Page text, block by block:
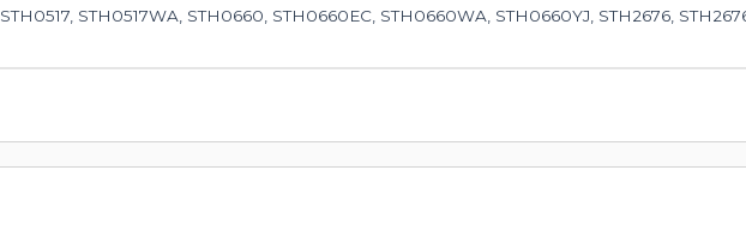
STH0517, STH0517WA, STH0660, STH0660EC, STH0660WA, STH0660YJ, STH2676,